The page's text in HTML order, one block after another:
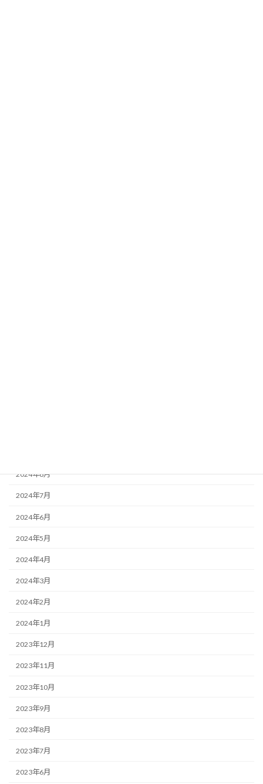
2024年8月
2024年7月
2024年6月
2024年5月
2024年4月
2024年3月
2024年2月
2024年1月
2023年12月
2023年11月
2023年10月
2023年9月
2023年8月
2023年7月
2023年6月